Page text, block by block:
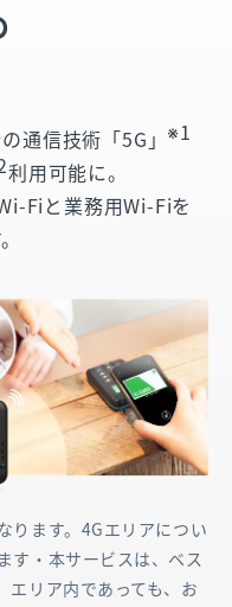
通信技術「5G」 ※1
利用可能に。
Fiと業務用Wi-Fiを
ります。4Gエリアについ
す・本サービスは、ベス
エリア内であっても、お